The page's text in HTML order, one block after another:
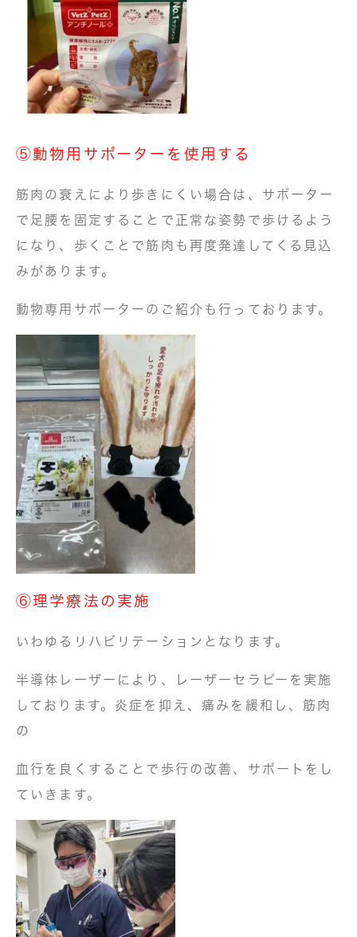
⑤動物用サポーターを使用する
筋肉の衰えにより歩きにくい場合は、サポーター
で足腰を固定することで正常な姿勢で歩けるよう
になり、歩くことで筋肉も再度発達してくる見込
みがあります。
動物専用サポーターのご紹介も行っております。
⑥理学療法の実施
いわゆるリハビリテーションとなります。
半導体レーザーにより、レーザーセラピーを実施
しております。炎症を抑え、痛みを緩和し、筋肉
の
血行を良くすることで歩行の改善、サポートをし
ていきます。